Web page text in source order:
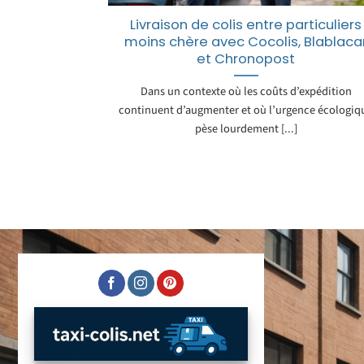
Livraison de colis entre particuliers
moins chère avec Cocolis,
et Chronopost
Dans un contexte où les coûts d’expédition
continuent d’augmenter et où l’urgence
pèse lourdement [...]